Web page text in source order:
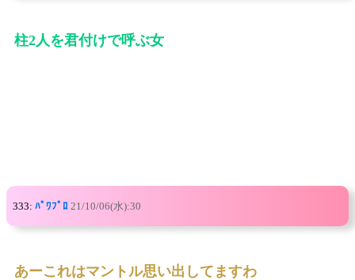
柱2人を君付けで呼ぶ女
333: ﾊﾟﾜﾌﾟﾛ 21/10/06(水):30
あーこれはマントル思い出してますわ